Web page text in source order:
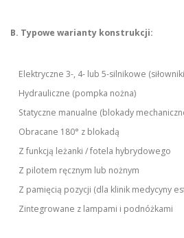
B. Typowe warianty konstrukcji:
Elektryczne 3-, 4- lub 5-silnikowe
Hydrauliczne (pompka nożna)
Statyczne manualne (blokady
Obracane 180° z blokadą
Z funkcją leżanki / fotela hybrydowego
Z pilotem ręcznym lub nożnym
Z pamięcią pozycji (dla klinik medycyny
Zintegrowane z lampami i podnóżkami